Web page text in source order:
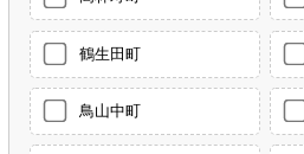
鶴生田町
鳥山中町